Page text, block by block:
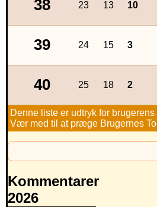
38 23 13 10
39 24 15 3
40 25 18 2
Denne liste er udtryk for
Vær med til at præge Brugernes
Kommentarer
2026